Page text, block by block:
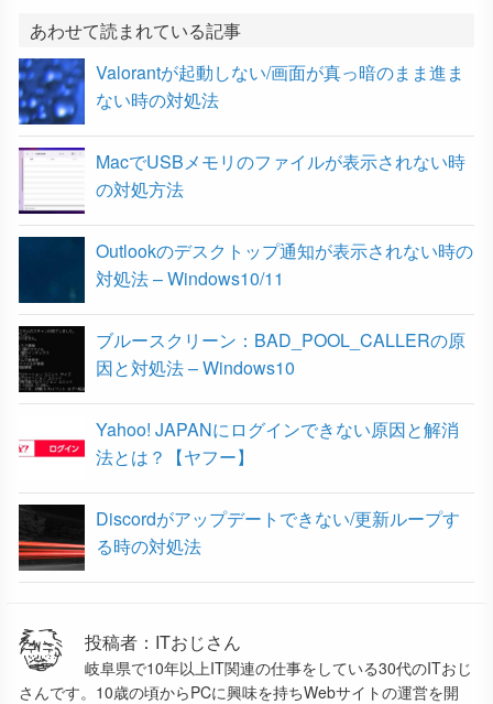
b
o
o
k
t
e
r
a
t
あわせて読まれている記事
Valorantが起動しない/画面が真っ暗のまま進ま
ない時の対処法
MacでUSBメモリのファイルが表示されない時
の対処方法
Outlookのデスクトップ通知が表示されない時の
対処法 – Windows10/11
ブルースクリーン：BAD_POOL_CALLERの原
因と対処法 – Windows10
Yahoo! JAPANにログインできない原因と解消
法とは？【ヤフー】
Discordがアップデートできない/更新ループす
る時の対処法
投稿者：ITおじさん
岐阜県で10年以上IT関連の仕事をしている30代のITおじ
さんです。10歳の頃からPCに興味を持ちWebサイトの運営を開